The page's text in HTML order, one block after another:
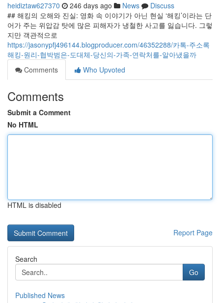
heidiztaw627370 246 days ago News
Discuss
## 해킹의 오해와 진실: 영화 속 이야기가 아닌 현실 ‘해킹’이라는 단
어가 주는 위압감 탓에 많은 피해자가 냉철한 사고를 잃습니다. 그렇
지만 객관적으로
https://jasonypfj496144.blogproducer.com/46352288/카톡-주소록
해킹-원리-협박범은-도대체-당신의-가족-연락처를-알아냈을까
Comments
Who Upvoted
Comments
Submit a Comment
No HTML
HTML is disabled
Report Page
Search
Go
Published News